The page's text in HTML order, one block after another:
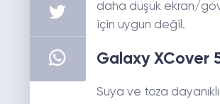
daha düşük ekran/
için uygun değil.
Galaxy XCover
Suya ve toza